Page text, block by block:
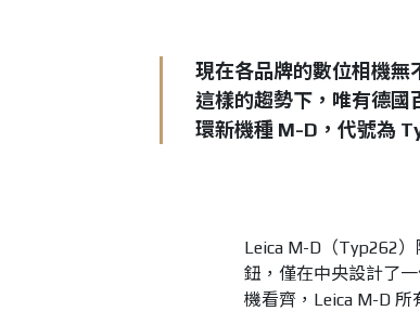
現在各品牌的數位相機無
這樣的趨勢下，唯有德國
環新機種 M-D，代號為
Leica M-D（Typ262
鈕，僅在中央設計了
機看齊，Leica M-D